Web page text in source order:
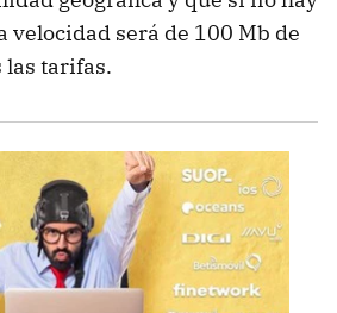
velocidad será de 100 Mb de
las tarifas.